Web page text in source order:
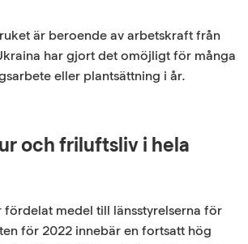
är beroende av arbetskraft från
har gjort det omöjligt för många
eller plantsättning i år.
och friluftsliv i hela
fördelat medel till länsstyrelserna för
för 2022 innebär en fortsatt hög